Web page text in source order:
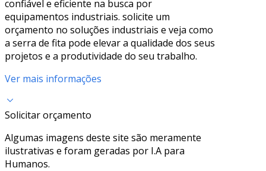
confiável e eficiente na busca por
equipamentos industriais. solicite um
orçamento no soluções industriais e veja como
a serra de fita pode elevar a qualidade dos seus
projetos e a produtividade do seu trabalho.
Ver mais informações
Solicitar orçamento
Algumas imagens deste site são meramente
ilustrativas e foram geradas por I.A para
Humanos.